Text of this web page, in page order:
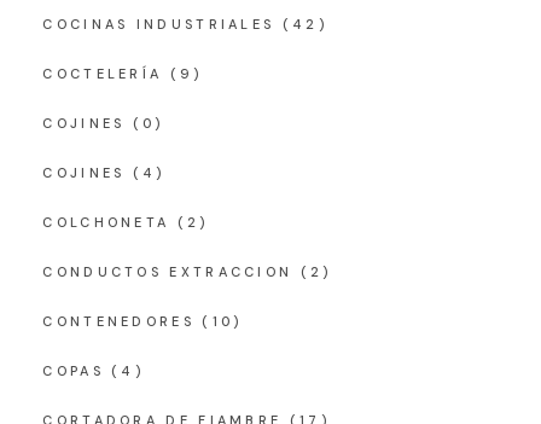
COCINAS INDUSTRIALES (42)
COCTELERÍA (9)
COJINES (0)
COJINES (4)
COLCHONETA (2)
CONDUCTOS EXTRACCION (2)
CONTENEDORES (10)
COPAS (4)
CORTADORA DE FIAMBRE (17)